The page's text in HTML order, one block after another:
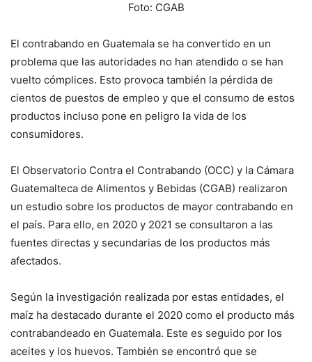
Foto: CGAB
El contrabando en Guatemala se ha convertido en un
problema que las autoridades no han atendido o se han
vuelto cómplices. Esto provoca también la pérdida de
cientos de puestos de empleo y que el consumo de estos
productos incluso pone en peligro la vida de los
consumidores.
El Observatorio Contra el Contrabando (OCC) y la Cámara
Guatemalteca de Alimentos y Bebidas (CGAB) realizaron
un estudio sobre los productos de mayor contrabando en
el país. Para ello, en 2020 y 2021 se consultaron a las
fuentes directas y secundarias de los productos más
afectados.
Según la investigación realizada por estas entidades, el
maíz ha destacado durante el 2020 como el producto más
contrabandeado en Guatemala. Este es seguido por los
aceites y los huevos. También se encontró que se